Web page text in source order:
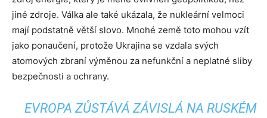
jiné zdroje. Válka ale také ukázala, že nukleární velmoci
mají podstatně větší slovo. Mnohé země toto mohou vzít
jako ponaučení, protože Ukrajina se vzdala svých
atomových zbraní výměnou za nefunkční a neplatné sliby
bezpečnosti a ochrany.
EVROPA ZŮSTÁVÁ ZÁVISLÁ NA RUSKÉM